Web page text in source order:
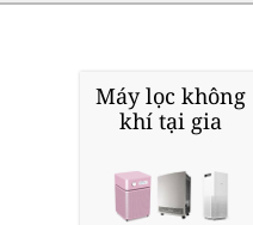
Máy lọc không
khí tại gia